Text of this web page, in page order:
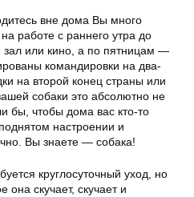
вне дома Вы много
работе с раннего утра до
зал или кино, а по пятницам —
командировки на два-
на второй конец страны или
собаки это абсолютно не
бы, чтобы дома вас кто-то
настроении и
Вы знаете — собака!
круглосуточный уход, но
она скучает, скучает и